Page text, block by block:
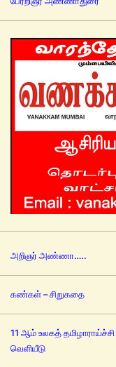
அறிஞர் அண்ணா…..
கண்கள் – சிறுகதை
11 ஆம் உலகத்
வெளியீடு